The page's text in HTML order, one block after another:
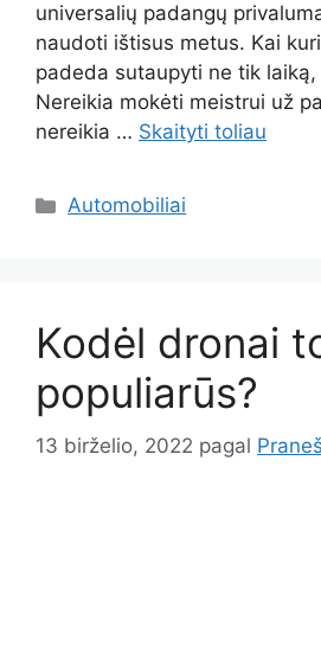
universalių padangų
naudoti ištisus metus. Kai
padeda sutaupyti ne tik
Nereikia mokėti meistrui už
nereikia … Skaityti toliau
Kategorijos
Automobiliai
Kodėl dronai
populiarūs?
13 birželio, 2022 pagal